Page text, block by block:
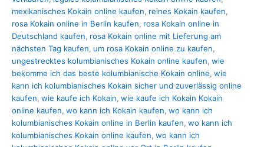
mexikanisches Kokain online kaufen, reines Kokain kaufen,
rosa Kokain online in Berlin kaufen, rosa Kokain online in
Deutschland kaufen, rosa Kokain online mit Lieferung am
nächsten Tag kaufen, um rosa Kokain online zu kaufen,
ungestrecktes kolumbianisches Kokain online kaufen, wie
bekomme ich das beste kolumbianische Kokain online, wie
kann ich kolumbianisches Kokain sicher und zuverlässig online
kaufen, wie kaufe ich Kokain, wie kaufe ich Kokain Kokain
online kaufen, wo kann ich Kokain kaufen, wo kann ich
kolumbianisches Kokain online in Berlin kaufen, wo kann ich
kolumbianisches Kokain online kaufen, wo kann ich